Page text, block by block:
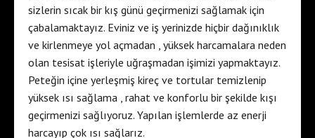
sizlerin sıcak bir kış günü geçirmenizi sağlamak için
çabalamaktayız. Eviniz ve iş yerinizde hiçbir dağınıklık
ve kirlenmeye yol açmadan , yüksek harcamalara neden
olan tesisat işleriyle uğraşmadan işimizi yapmaktayız.
Peteğin içine yerleşmiş kireç ve tortular temizlenip
yüksek ısı sağlama , rahat ve konforlu bir şekilde kışı
geçirmenizi sağlıyoruz. Yapılan işlemlerde az enerji
harcayıp çok ısı sağlarız.